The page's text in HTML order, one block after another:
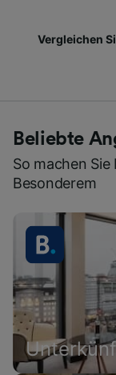
Vergleichen
Beliebte
So machen
Besonderem